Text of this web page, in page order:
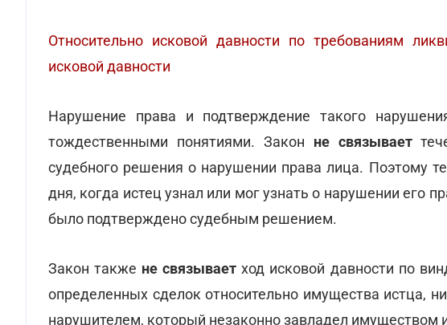
Относительно исковой давности по требованиям
исковой давности
Нарушение права и подтверждение такого
тождественными понятиями. Закон не связывает
судебного решения о нарушении права лица. Поэтому
дня, когда истец узнал или мог узнать о нарушении его
было подтверждено судебным решением.
Закон также не связывает ход исковой давности по
определенных сделок относительно имущества истца,
нарушителем, который незаконно завладел имуществом